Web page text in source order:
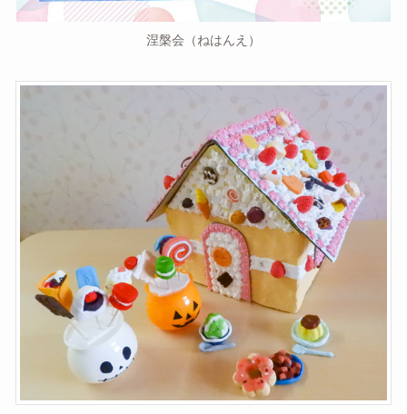
涅槃会（ねはんえ）